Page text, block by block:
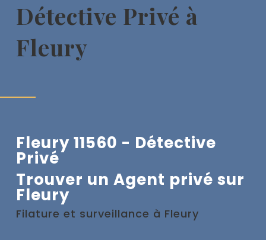
Détective Privé à
Fleury
Fleury 11560 - Détective
Privé
Trouver un Agent privé sur
Fleury
Filature et surveillance à Fleury